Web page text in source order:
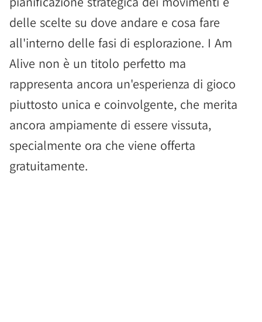
delle scelte su dove andare e cosa fare
all'interno delle fasi di esplorazione. I Am
Alive non è un titolo perfetto ma
rappresenta ancora un'esperienza di gioco
piuttosto unica e coinvolgente, che merita
ancora ampiamente di essere vissuta,
specialmente ora che viene offerta
gratuitamente.